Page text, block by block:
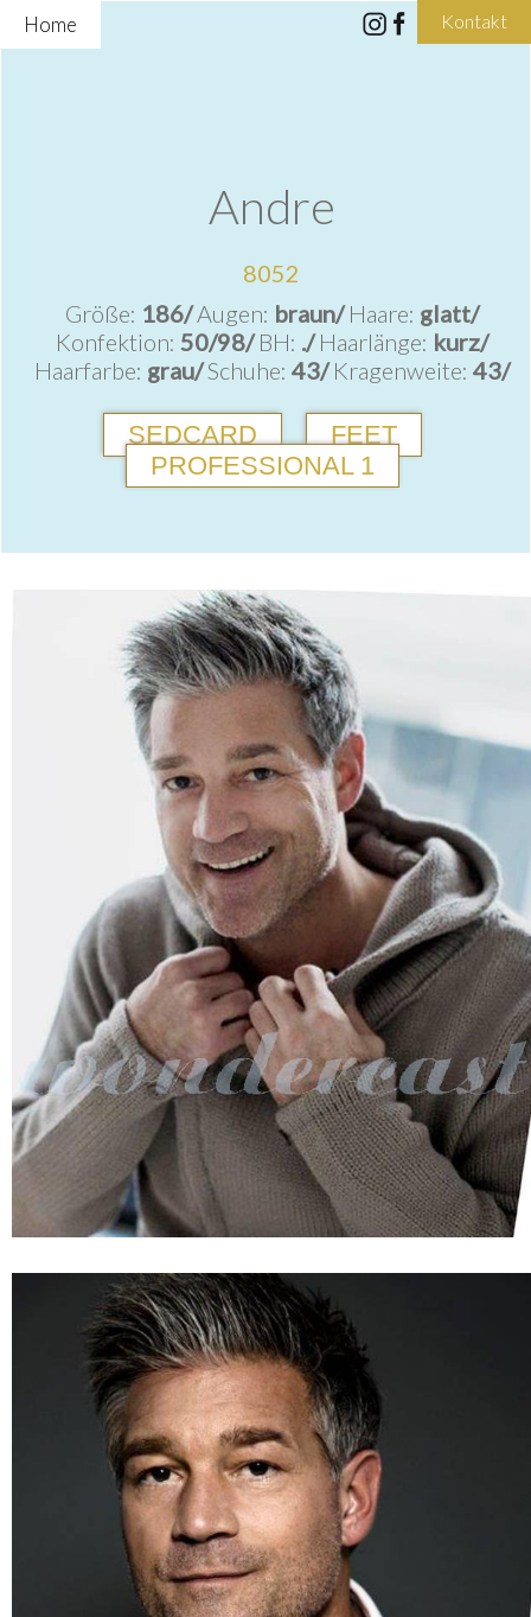
Home Kontakt
Andre
8052
Größe: 186/Augen: braun/Haare: glatt/
Konfektion: 50/98/BH: ./Haarlänge: kurz/
Haarfarbe: grau/Schuhe: 43/Kragenweite: 43/
SEDCARD
FEET
PROFESSIONAL 1